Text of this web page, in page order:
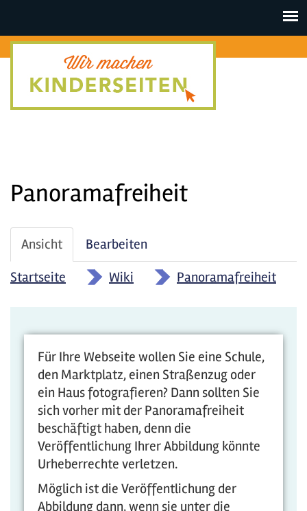
Toggle
Panoramafreiheit
Haupt-
Reiter
Ansicht (aktiver
Reiter)
Bearbeiten
Startseite
» Wiki » Panoramafreiheit
Für Ihre Webseite wollen Sie eine Schule,
den Marktplatz, einen Straßenzug oder
ein Haus fotografieren? Dann sollten Sie
sich vorher mit der Panoramafreiheit
beschäftigt haben, denn die
Veröffentlichung Ihrer Abbildung könnte
Urheberrechte verletzen.
Möglich ist die Veröffentlichung der
Abbildung dann, wenn sie unter die